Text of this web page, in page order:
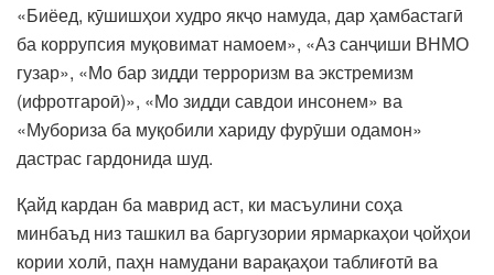
«Биёед, кӯшишҳои худро якҷо намуда, дар ҳамбастагӣ
ба коррупсия муқовимат намоем», «Аз санҷиши ВНМО
гузар», «Мо бар зидди терроризм ва экстремизм
(ифротгароӣ)», «Мо зидди савдои инсонем» ва
«Мубориза ба муқобили хариду фурӯши одамон»
дастрас гардонида шуд.
Қайд кардан ба маврид аст, ки масъулини соҳа
минбаъд низ ташкил ва баргузории ярмаркаҳои ҷойҳои
кории холӣ, паҳн намудани варақаҳои таблиғотӣ ва